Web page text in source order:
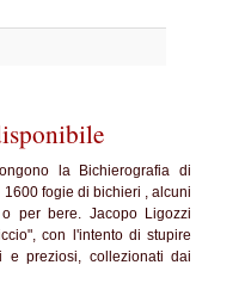
la Bichierografia di
fogie di bichieri , alcuni
per bere. Jacopo Ligozzi
con l'intento di stupire
e preziosi, collezionati dai